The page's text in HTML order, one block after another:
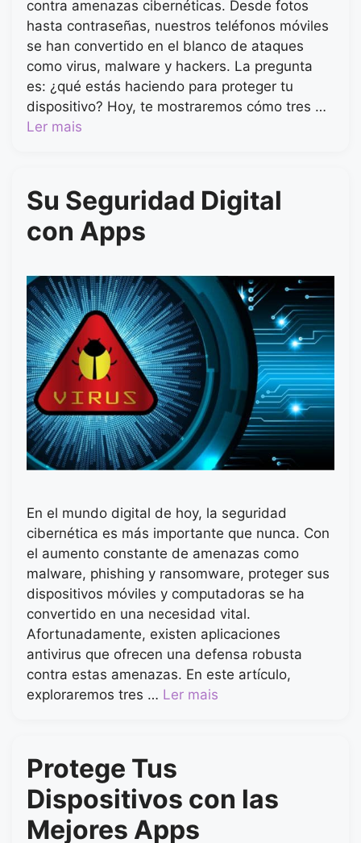
contra amenazas cibernéticas. Desde fotos
hasta contraseñas, nuestros teléfonos móviles
se han convertido en el blanco de ataques
como virus, malware y hackers. La pregunta
es: ¿qué estás haciendo para proteger tu
dispositivo? Hoy, te mostraremos cómo tres …
Ler mais
Su Seguridad Digital
con Apps
En el mundo digital de hoy, la seguridad
cibernética es más importante que nunca. Con
el aumento constante de amenazas como
malware, phishing y ransomware, proteger sus
dispositivos móviles y computadoras se ha
convertido en una necesidad vital.
Afortunadamente, existen aplicaciones
antivirus que ofrecen una defensa robusta
contra estas amenazas. En este artículo,
exploraremos tres … Ler mais
Protege Tus
Dispositivos con las
Mejores Apps